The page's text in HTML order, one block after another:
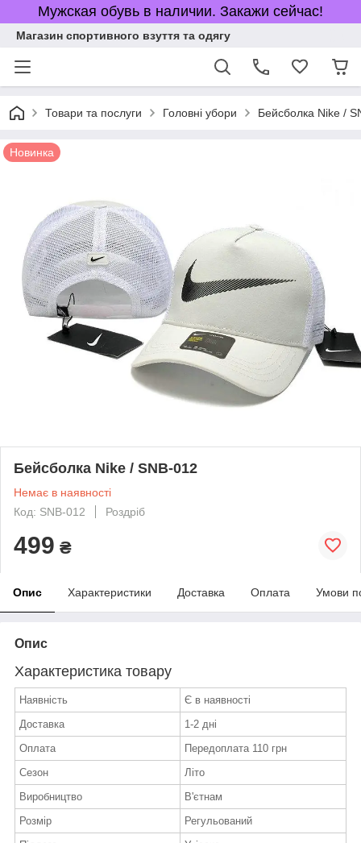
Мужская обувь в наличии. Закажи сейчас!
Магазин спортивного взуття та одягу
Товари та послуги Головні убори Бейсболка Nike /
Новинка
Бейсболка Nike / SNB-012
Немає в наявності
Код: SNB-012
Роздріб
499 ₴
Опис Характеристики Доставка Оплата Умови
Опис
Характеристика товару
Наявність
Є в наявності
Доставка
1-2 дні
Оплата
Передоплата 110 грн
Сезон
Літо
Виробництво
В'єтнам
Розмір
Регульований